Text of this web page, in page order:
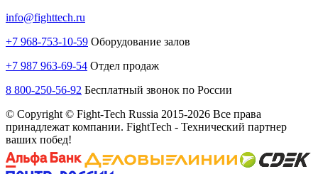
info@fighttech.ru
+7 968-753-10-59 Оборудование залов
+7 987 963-69-54 Отдел продаж
8 800-250-56-92 Бесплатный звонок по России
© Copyright © Fight-Tech Russia 2015-2026 Все права
принадлежат компании. FightTech - Технический партнер
ваших побед!